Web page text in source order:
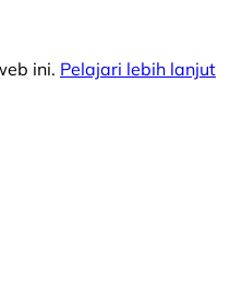
ini. Pelajari lebih lanjut